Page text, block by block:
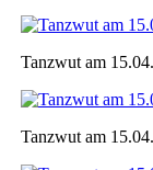
Tanzwut am
Tanzwut am